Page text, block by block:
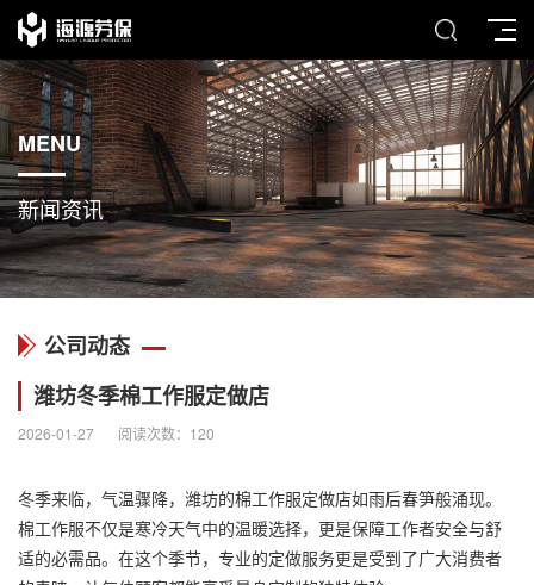
MENU
新闻资讯
公司动态
潍坊冬季棉工作服定做店
2026-01-27 阅读次数： 120
冬季来临，气温骤降，潍坊的棉工作服定做店如雨后春笋般涌现。
棉工作服不仅是寒冷天气中的温暖选择，更是保障工作者安全与舒
适的必需品。在这个季节，专业的定做服务更是受到了广大消费者